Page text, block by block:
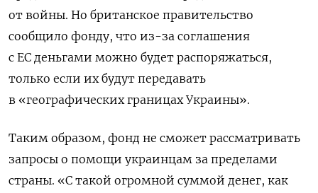
от войны. Но британское правительство
сообщило фонду, что из-за соглашения
с ЕС деньгами можно будет распоряжаться,
только если их будут передавать
в «географических границах Украины».
Таким образом, фонд не сможет рассматривать
запросы о помощи украинцам за пределами
страны. «С такой огромной суммой денег, как